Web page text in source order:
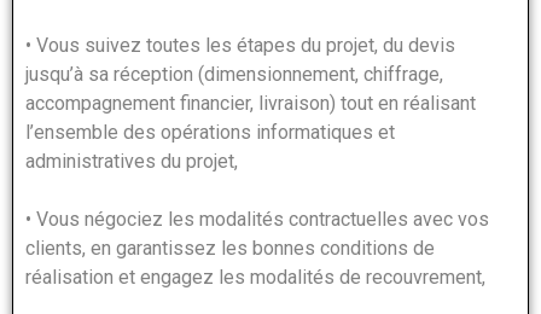
• Vous suivez toutes les étapes du projet, du devis
jusqu’à sa réception (dimensionnement, chiffrage,
accompagnement financier, livraison) tout en réalisant
l’ensemble des opérations informatiques et
administratives du projet,
• Vous négociez les modalités contractuelles avec vos
clients, en garantissez les bonnes conditions de
réalisation et engagez les modalités de recouvrement,